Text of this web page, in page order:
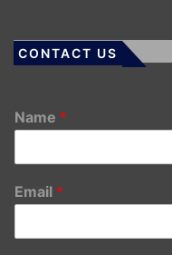
CONTACT US
Name *
Email *